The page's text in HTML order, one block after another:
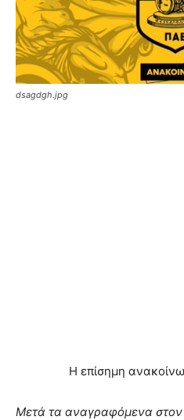
dsagdgh.jpg
Η επίσημη
Μετά τα αναγραφόμενα στον